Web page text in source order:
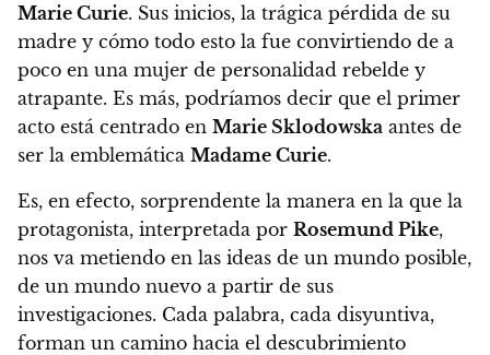
Marie Curie. Sus inicios, la trágica pérdida de su
madre y cómo todo esto la fue convirtiendo de a
poco en una mujer de personalidad rebelde y
atrapante. Es más, podríamos decir que el primer
acto está centrado en Marie Sklodowska antes de
ser la emblemática Madame Curie.
Es, en efecto, sorprendente la manera en la que la
protagonista, interpretada por Rosemund Pike,
nos va metiendo en las ideas de un mundo posible,
de un mundo nuevo a partir de sus
investigaciones. Cada palabra, cada disyuntiva,
forman un camino hacia el descubrimiento